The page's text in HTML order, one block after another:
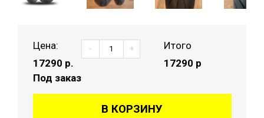
Цена:
17290 р.
Под заказ
- +
Итого
17290 р
В КОРЗИНУ